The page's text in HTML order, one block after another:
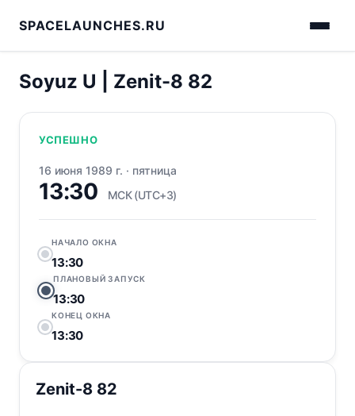
SPACELAUNCHES.RU
Soyuz U | Zenit-8 82
УСПЕШНО
16 июня 1989 г. · пятница
13:30 МСК (UTC+3)
НАЧАЛО ОКНА
13:30
ПЛАНОВЫЙ ЗАПУСК
13:30
КОНЕЦ ОКНА
13:30
Zenit-8 82